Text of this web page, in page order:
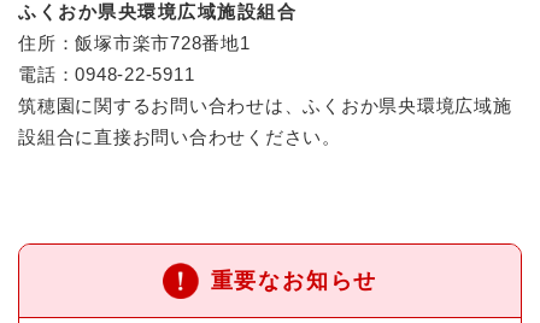
ふくおか県央環境広域施設組合
住所：飯塚市楽市728番地1
電話：0948-22-5911
筑穂園に関するお問い合わせは、ふくおか県央環境広域施
設組合に直接お問い合わせください。
重要なお知らせ